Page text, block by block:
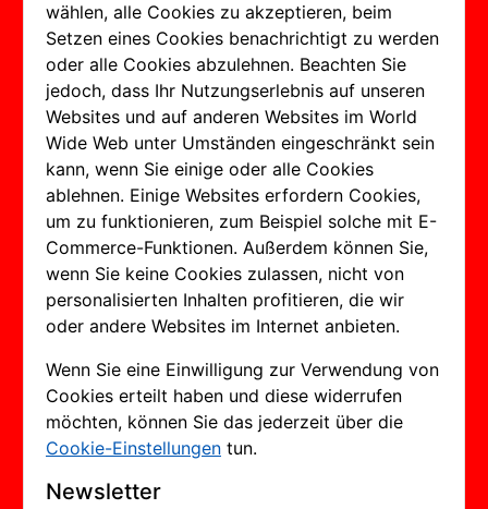
wählen, alle Cookies zu akzeptieren, beim
Setzen eines Cookies benachrichtigt zu werden
oder alle Cookies abzulehnen. Beachten Sie
jedoch, dass Ihr Nutzungserlebnis auf unseren
Websites und auf anderen Websites im World
Wide Web unter Umständen eingeschränkt sein
kann, wenn Sie einige oder alle Cookies
ablehnen. Einige Websites erfordern Cookies,
um zu funktionieren, zum Beispiel solche mit E-
Commerce-Funktionen. Außerdem können Sie,
wenn Sie keine Cookies zulassen, nicht von
personalisierten Inhalten profitieren, die wir
oder andere Websites im Internet anbieten.
Wenn Sie eine Einwilligung zur Verwendung von
Cookies erteilt haben und diese widerrufen
möchten, können Sie das jederzeit über die
Cookie-Einstellungen tun.
Newsletter